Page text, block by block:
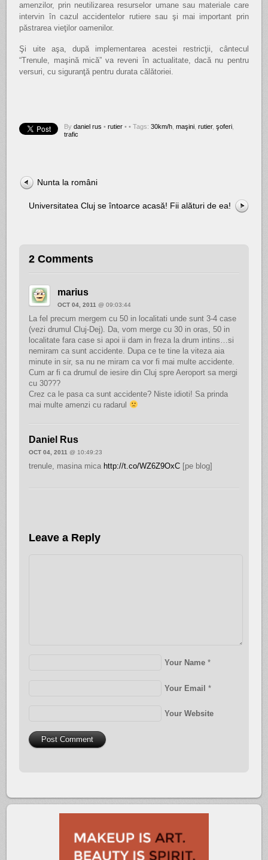
amenzilor, prin neutilizarea resurselor umane sau materiale care
intervin în cazul accidentelor rutiere sau şi mai important prin
păstrarea vieţilor oamenilor.
Şi uite aşa, după implementarea acestei restricţii, cântecul
“Trenule, maşină mică” va reveni în actualitate, dacă nu pentru
versuri, cu siguranţă pentru durata călătoriei.
Bydaniel rus • rutier • • Tags:30km/h ,maşini ,rutier,şoferi
trafic
Nunta la români
Universitatea Cluj se întoarce acasă! Fii alături de ea!
2 Comments
marius
OCT 04, 2011 @ 09:03:44
La fel precum mergem cu 50 in localitati unde sunt 3-4 case
(vezi drumul Cluj-Dej). Da, vom merge cu 30 in oras, 50 in
localitate fara case si apoi ii dam in freza la drum intins…si
nemiram ca sunt accidente. Dupa ce te tine la viteza aia
minute in sir, sa nu ne miram ca vor fi mai multe accidente.
Cum ar fi ca drumul de iesire din Cluj spre Aeroport sa mergi
cu 30???
Crez ca le pasa ca sunt accidente? Niste idioti! Sa prinda
mai multe amenzi cu radarul
Daniel Rus
OCT 04, 2011 @ 10:49:23
trenule, masina mica http://t.co/WZ6Z9OxC[pe blog]
Leave a Reply
Your Name *
Your Email *
Your Website